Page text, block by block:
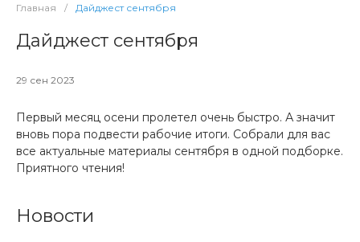
Главная / Дайджест сентября
Дайджест сентября
29 сен 2023
Первый месяц осени пролетел очень быстро. А значит
вновь пора подвести рабочие итоги. Собрали для вас
все актуальные материалы сентября в одной подборке.
Приятного чтения!
Новости